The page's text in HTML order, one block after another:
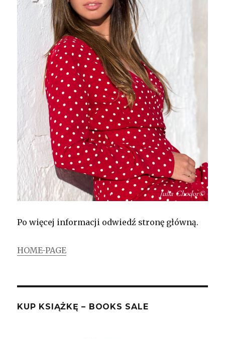
Po więcej informacji odwiedź stronę główną.
HOME-PAGE
KUP KSIĄŻKĘ – BOOKS SALE